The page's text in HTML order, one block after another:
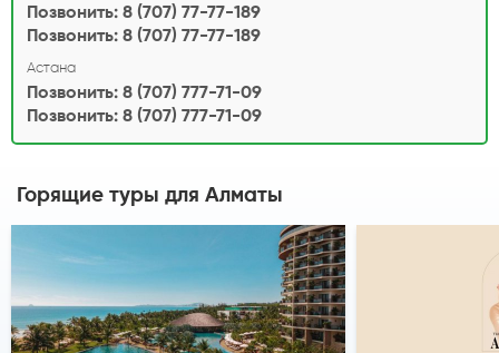
Позвонить: 8 (707) 77-77-189
Позвонить: 8 (707) 77-77-189
Астана
Позвонить: 8 (707) 777-71-09
Позвонить: 8 (707) 777-71-09
Горящие туры для Алматы